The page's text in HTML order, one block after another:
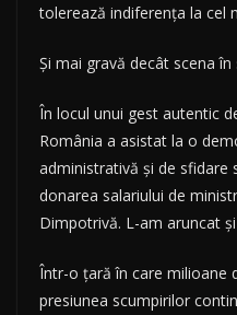
tolerează indiferența la cel
Și mai gravă decât scena
În locul unui gest autentic
România a asistat la o
administrativă și de sfidare
donarea salariului de
Dimpotrivă. L-am aruncat
Într-o țară în care milioane
presiunea scumpirilor